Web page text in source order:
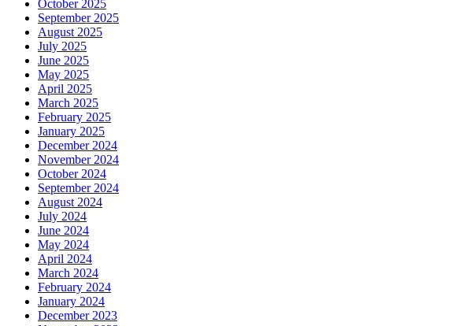
October 2025
September 2025
August 2025
July 2025
June 2025
May 2025
April 2025
March 2025
February 2025
January 2025
December 2024
November 2024
October 2024
September 2024
August 2024
July 2024
June 2024
May 2024
April 2024
March 2024
February 2024
January 2024
December 2023